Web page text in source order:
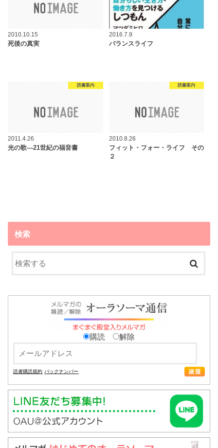
2010.10.15
死後の真実
2016.7.9
バランスライフ
読書案内
2011.4.26
光の歌―21世紀の福音書
読書案内
2010.8.26
フィット・フォー・ライフ その
２
検索
購読 解除
読者購読規約 バックナンバー